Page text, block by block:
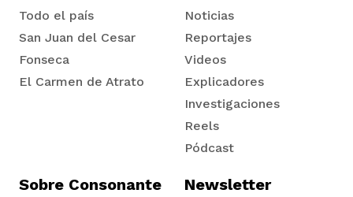
Todo el país
San Juan del Cesar
Fonseca
El Carmen de Atrato
Noticias
Reportajes
Videos
Explicadores
Investigaciones
Reels
Pódcast
Sobre Consonante Newsletter